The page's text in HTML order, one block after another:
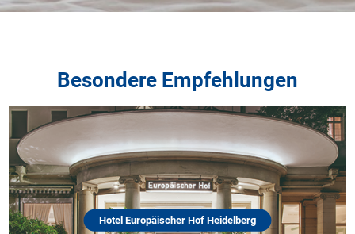
Besondere Empfehlungen
Hotel Europäischer Hof Heidelberg